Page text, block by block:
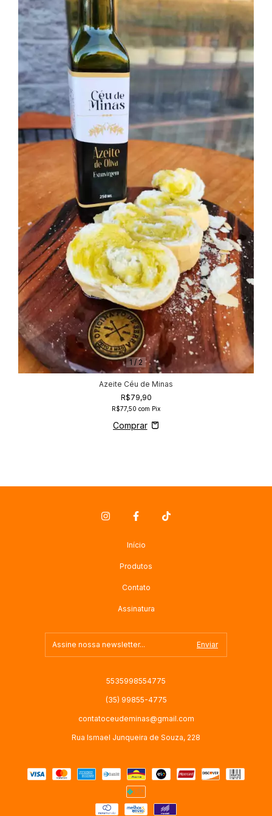
1 / 2
Azeite Céu de Minas
R$79,90
R$77,50 com Pix
Início
Produtos
Contato
Assinatura
5535998554775
(35) 99855-4775
contatoceudeminas@gmail.com
Rua Ismael Junqueira de Souza, 228